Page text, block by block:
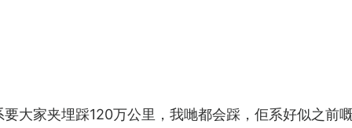
大家夹埋踩120万公里，我哋都会踩，佢系好似之前